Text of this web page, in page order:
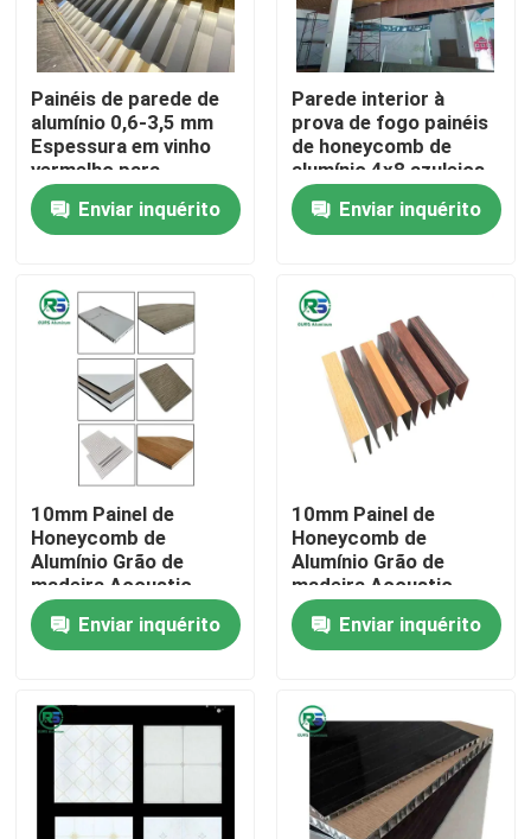
Casa
Produtos
Show de RV
Sobre nós
Excursão da fábrica
Controle da qualidade
Contacte-nos
Painéis de parede de alumínio
Painel de alumínio do favo de mel
Painéis de parede de
alumínio 0,6-3,5 mm
Espessura em vinho
vermelho para
proteção versátil e
altura de visão
ajustável
Enviar inquérito
Parede interior à
prova de fogo painéis
de honeycomb de
alumínio 4x8 azulejos
de alumínio
arquitetônicos regular
Enviar inquérito
10mm Painel de
Honeycomb de
Alumínio Grão de
madeira Acoustic
Enchimento Painel de
madeira 4x8
Enviar inquérito
10mm Painel de
Honeycomb de
Alumínio Grão de
madeira Acoustic
Enchimento Painel de
madeira 4x8
Enviar inquérito